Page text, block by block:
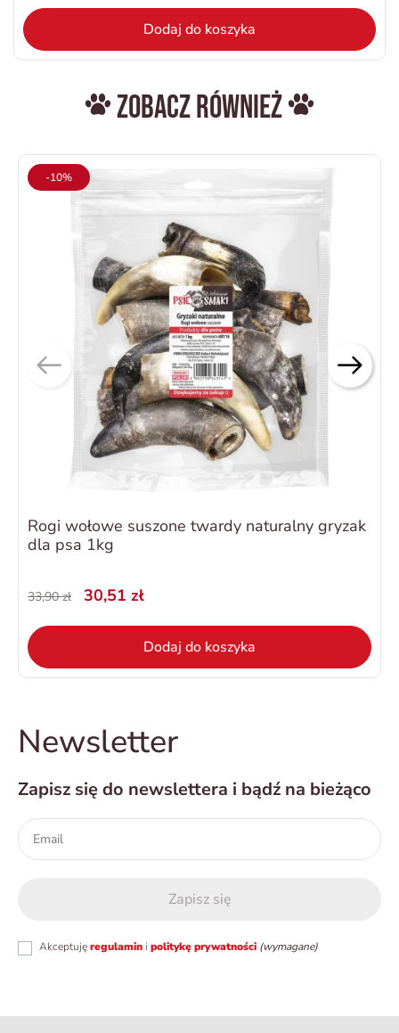
Dodaj do koszyka
Zobacz również
-10%
Rogi wołowe suszone twardy naturalny gryzak
dla psa 1kg
33,90 zł 30,51 zł
Dodaj do koszyka
Newsletter
Zapisz się do newslettera i bądź na bieżąco
Akceptujęregulamin i politykę prywatności (wymagane)